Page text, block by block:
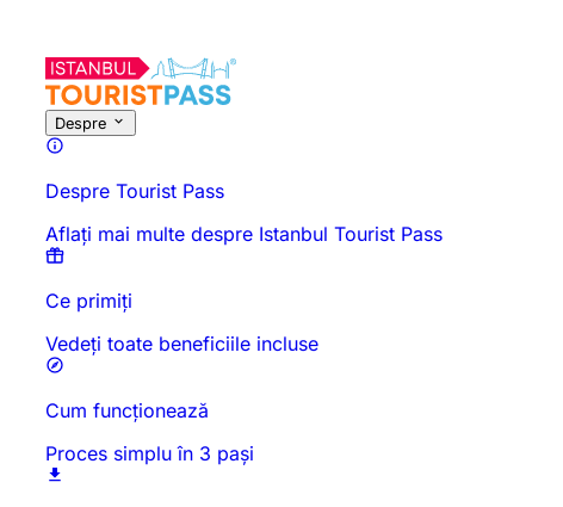
Despre
Despre Tourist Pass
Aflați mai multe despre Istanbul Tourist Pass
Ce primiți
Vedeți toate beneficiile incluse
Cum funcționează
Proces simplu în 3 pași